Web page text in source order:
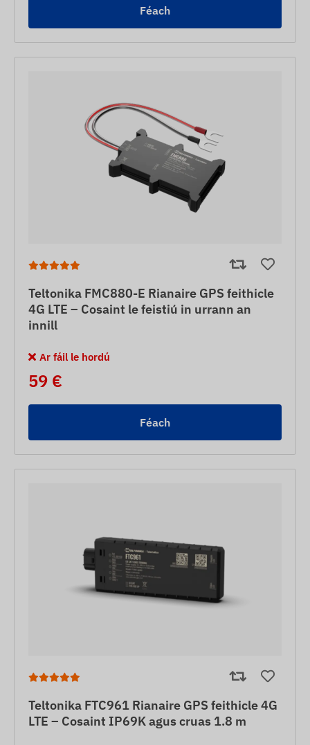
Féach
Teltonika FMC880-E Rianaire GPS feithicle
4G LTE – Cosaint le feistiú in urrann an
innill
Ar fáil le hordú
59 €
Féach
Teltonika FTC961 Rianaire GPS feithicle 4G
LTE – Cosaint IP69K agus cruas 1.8 m